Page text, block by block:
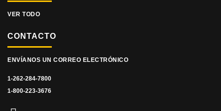
VER TODO
CONTACTO
ENVÍANOS UN CORREO ELECTRÓNICO
1-262-284-7800
1-800-223-3676